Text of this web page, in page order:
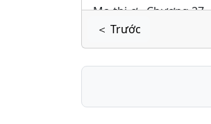
Ma-thi-ơ - Chương 27
＜ Trước